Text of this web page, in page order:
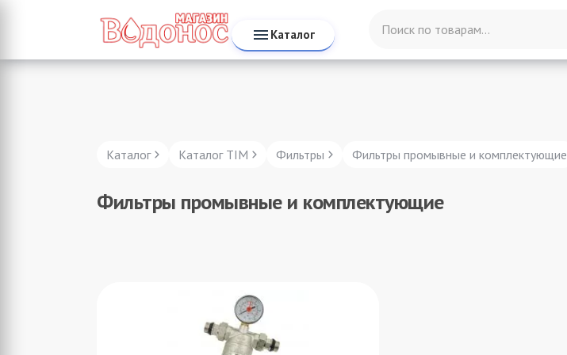
Каталог
Каталог Каталог TIM Фильтры Фильтры промывные и комплектующие
Фильтры промывные и комплектующие